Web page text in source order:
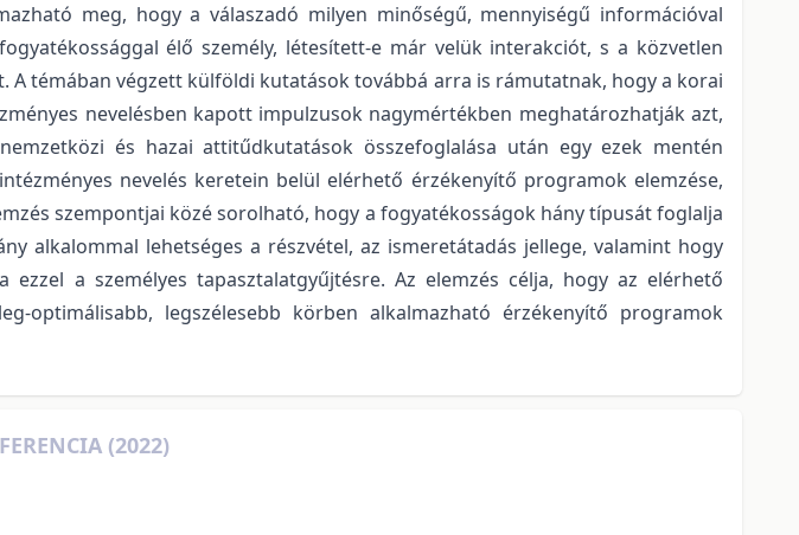
meg, hogy a válaszadó milyen minőségű, mennyiségű információval
élő személy, létesített-e már velük interakciót, s a közvetlen
témában végzett külföldi kutatások továbbá arra is rámutatnak, hogy a korai
nevelésben kapott impulzusok nagymértékben meghatározhatják azt,
és hazai attitűdkutatások összefoglalása után egy ezek mentén
nevelés keretein belül elérhető érzékenyítő programok elemzése,
szempontjai közé sorolható, hogy a fogyatékosságok hány típusát foglalja
alkalommal lehetséges a részvétel, az ismeretátadás jellege, valamint hogy
a személyes tapasztalatgyűjtésre. Az elemzés célja, hogy az elérhető
optimálisabb, legszélesebb körben alkalmazható érzékenyítő programok
(2022)